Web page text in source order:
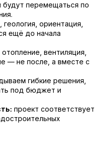
будут перемещаться по
геология, ориентация,
ещё до начала
отопление, вентиляция,
— не после, а вместе с
гибкие решения,
под бюджет и
проект соответствует